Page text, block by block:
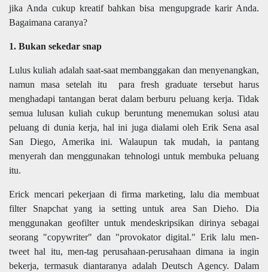
jika Anda cukup kreatif bahkan bisa mengupgrade karir Anda.
Bagaimana caranya?
1. Bukan sekedar snap
Lulus kuliah adalah saat-saat membanggakan dan menyenangkan,
namun masa setelah itu para fresh graduate tersebut harus
menghadapi tantangan berat dalam berburu peluang kerja. Tidak
semua lulusan kuliah cukup beruntung menemukan solusi atau
peluang di dunia kerja, hal ini juga dialami oleh Erik Sena asal
San Diego, Amerika ini. Walaupun tak mudah, ia pantang
menyerah dan menggunakan tehnologi untuk membuka peluang
itu.
Erick mencari pekerjaan di firma marketing, lalu dia membuat
filter Snapchat yang ia setting untuk area San Dieho. Dia
menggunakan geofilter untuk mendeskripsikan dirinya sebagai
seorang "copywriter" dan "provokator digital." Erik lalu men-
tweet hal itu, men-tag perusahaan-perusahaan dimana ia ingin
bekerja, termasuk diantaranya adalah Deutsch Agency. Dalam